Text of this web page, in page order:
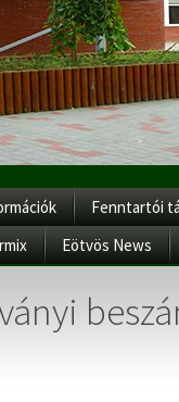
Fenntartói
Eötvös News